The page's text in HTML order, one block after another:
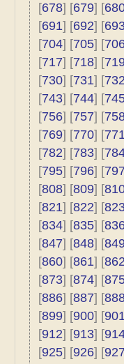
[678] [679] [
[691] [692] [
[704] [705] [
[717] [718] [
[730] [731] [
[743] [744] [
[756] [757] [
[769] [770] [
[782] [783] [
[795] [796] [
[808] [809] [
[821] [822] [
[834] [835] [
[847] [848] [
[860] [861] [
[873] [874] [
[886] [887] [
[899] [900] [
[912] [913] [
[925] [926] [